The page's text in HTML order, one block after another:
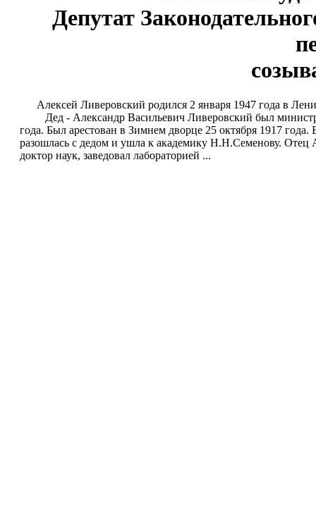
Депутат
Алексей Ливеровский родился 2 января 1947 года в
Дед - Александр Васильевич Ливеровский был
года. Был арестован в Зимнем дворце 25 октября 1917
разошлась с дедом и ушла к академику Н.Н.Семенову.
доктор наук, заведовал лабораторией ...